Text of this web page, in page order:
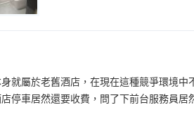
就屬於老舊酒店，在現在這種競爭環境
停車居然還要收費，問了下前台服務員